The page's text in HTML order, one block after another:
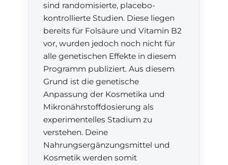
sind randomisierte, placebo-
kontrollierte Studien. Diese liegen
bereits für Folsäure und Vitamin B2
vor, wurden jedoch noch nicht für
alle genetischen Effekte in diesem
Programm publiziert. Aus diesem
Grund ist die genetische
Anpassung der Kosmetika und
Mikronährstoffdosierung als
experimentelles Stadium zu
verstehen. Deine
Nahrungsergänzungsmittel und
Kosmetik werden somit